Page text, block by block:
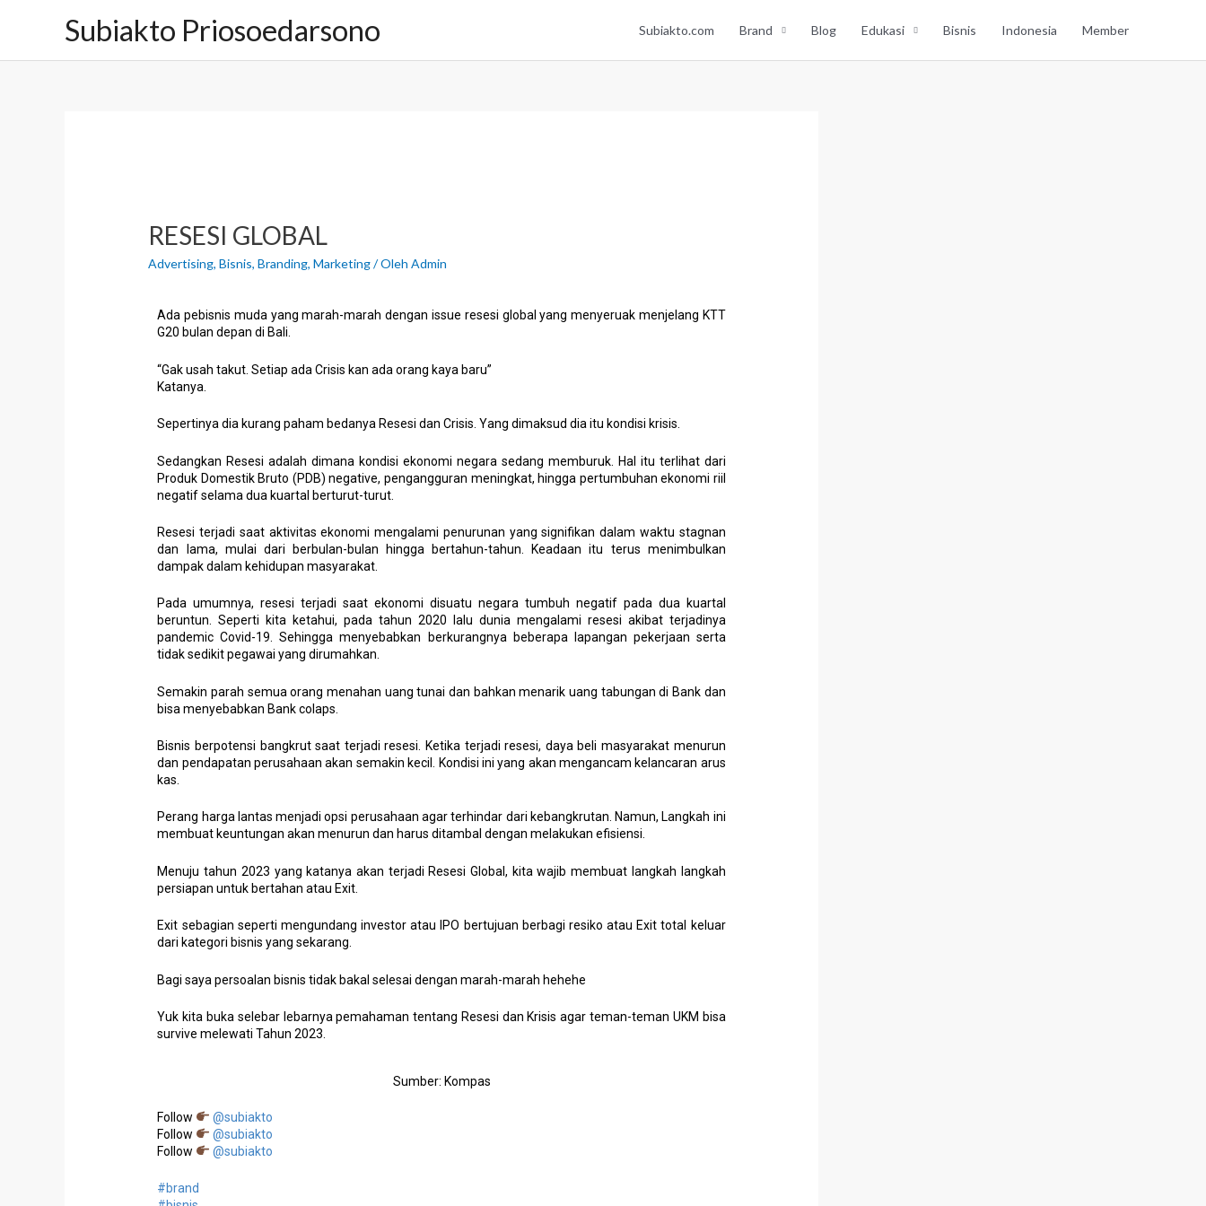
Subiakto Priosoedarsono Subiakto.com Brand Blog Edukasi Bisnis Indonesia Member
RESESI GLOBAL
Advertising,Bisnis,Branding,Marketing/ OlehAdmin
Ada pebisnis muda yang marah-marah dengan issue resesi global yang menyeruak menjelang KTT
G20 bulan depan di Bali.
“Gak usah takut. Setiap ada Crisis kan ada orang kaya baru”
Katanya.
Sepertinya dia kurang paham bedanya Resesi dan Crisis. Yang dimaksud dia itu kondisi krisis.
Sedangkan Resesi adalah dimana kondisi ekonomi negara sedang memburuk. Hal itu terlihat dari
Produk Domestik Bruto (PDB) negative, pengangguran meningkat, hingga pertumbuhan ekonomi riil
negatif selama dua kuartal berturut-turut.
Resesi terjadi saat aktivitas ekonomi mengalami penurunan yang signifikan dalam waktu stagnan
dan lama, mulai dari berbulan-bulan hingga bertahun-tahun. Keadaan itu terus menimbulkan
dampak dalam kehidupan masyarakat.
Pada umumnya, resesi terjadi saat ekonomi disuatu negara tumbuh negatif pada dua kuartal
beruntun. Seperti kita ketahui, pada tahun 2020 lalu dunia mengalami resesi akibat terjadinya
pandemic Covid-19. Sehingga menyebabkan berkurangnya beberapa lapangan pekerjaan serta
tidak sedikit pegawai yang dirumahkan.
Semakin parah semua orang menahan uang tunai dan bahkan menarik uang tabungan di Bank dan
bisa menyebabkan Bank colaps.
Bisnis berpotensi bangkrut saat terjadi resesi. Ketika terjadi resesi, daya beli masyarakat menurun
dan pendapatan perusahaan akan semakin kecil. Kondisi ini yang akan mengancam kelancaran arus
kas.
Perang harga lantas menjadi opsi perusahaan agar terhindar dari kebangkrutan. Namun, Langkah ini
membuat keuntungan akan menurun dan harus ditambal dengan melakukan efisiensi.
Menuju tahun 2023 yang katanya akan terjadi Resesi Global, kita wajib membuat langkah langkah
persiapan untuk bertahan atau Exit.
Exit sebagian seperti mengundang investor atau IPO bertujuan berbagi resiko atau Exit total keluar
dari kategori bisnis yang sekarang.
Bagi saya persoalan bisnis tidak bakal selesai dengan marah-marah hehehe
Yuk kita buka selebar lebarnya pemahaman tentang Resesi dan Krisis agar teman-teman UKM bisa
survive melewati Tahun 2023.
Sumber: Kompas
Follow
@subiakto
Follow
@subiakto
Follow
@subiakto
#brand